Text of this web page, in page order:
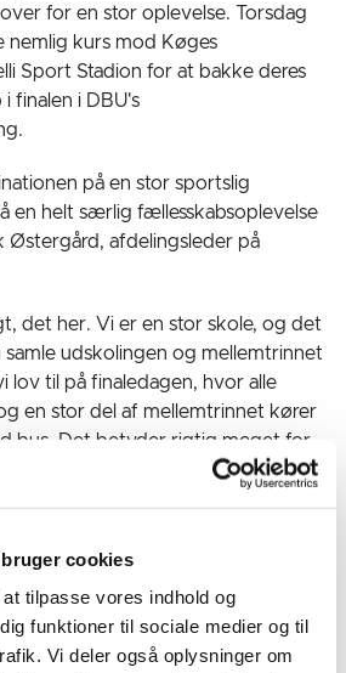
cookies
tilpasse vores indhold og
funktioner til sociale medier og til
Vi deler også oplysninger om
for en stor oplevelse. Torsdag
kurs mod Køges
Sport Stadion for at bakke deres
finalen i DBU's
på en stor sportslig
en helt særlig fællesskabsoplevelse
afdelingsleder på
det her. Vi er en stor skole, og det
udskolingen og mellemtrinnet
lov til på finaledagen, hvor alle
en stor del af mellemtrinnet kører
bus. Det betyder rigtig meget for
støtte, men også for fællesskabet
er hjulpet på vej af lokale